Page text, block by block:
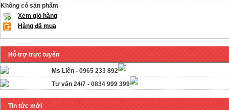
Không có sản phẩm
Xem giỏ hàng
Hàng đã mua
Hỗ trợ trực tuyến
Ms Liên - 0965 233 892
Tư vấn 24/7 - 0834 999 399
Tin tức mới